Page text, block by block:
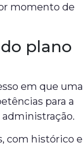
momento de
plano
em que uma
para a
administração.
com histórico e